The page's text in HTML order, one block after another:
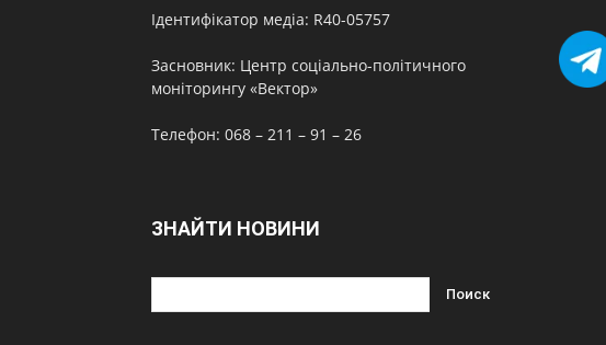
Ідентифікатор медіа: R40-05757
Засновник: Центр соціально-політичного
моніторингу «Вектор»
Телефон: 068 – 211 – 91 – 26
ЗНАЙТИ НОВИНИ